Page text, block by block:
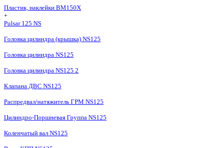
Пластик, наклейки BM150X
+
Pulsar 125 NS
Головка цилиндра (крышка) NS125
Головка цилиндра NS125
Головка цилиндра NS125 2
Клапана ДВС NS125
Распредвал/натяжитель ГРМ NS125
Цилиндро-Поршневая Группа NS125
Коленчатый вал NS125